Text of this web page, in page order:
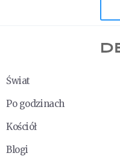
Świat
Po godzinach
Kościół
Blogi